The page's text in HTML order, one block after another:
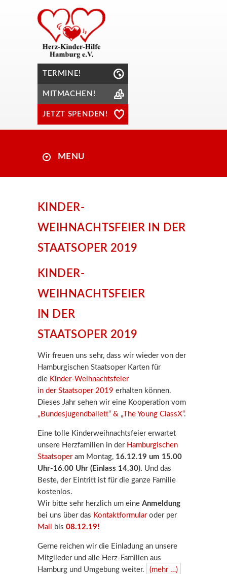
TERMINE!
MITMACHEN!
JETZT SPENDEN!
MENU
KINDER-
WEIHNACHTSFEIER IN DER
STAATSOPER 2019
KINDER-
WEIHNACHTSFEIER
IN DER
STAATSOPER 2019
Wir freuen uns sehr, dass wir wieder von der
Hamburgischen Staatsoper Karten für
die Kinder-Weihnachtsfeier
in der Staatsoper 2019 erhalten können.
Dieses Jahr sehen wir eine Kooperation vom
„Bundesjugendballett“ & „The Young ClassX“.
Eine tolle Kinderweihnachtsfeier erwartet
unsere Herzfamilien in der Hamburgischen
Staatsoperam Montag, 16.12.19 um 15.00
Uhr-16.00 Uhr (Einlass 14.30). Und das
Beste, der Eintritt ist für die ganze Familie
kostenlos.
Wir bitte sehr herzlich um eine Anmeldung
bei uns über das Kontaktformularoder per
Mail
bis 08.12.19!
Gerne reichen wir die Einladung an unsere
Mitglieder und alle Herz-Familien aus
Hamburg und Umgebung weiter.
(mehr …)